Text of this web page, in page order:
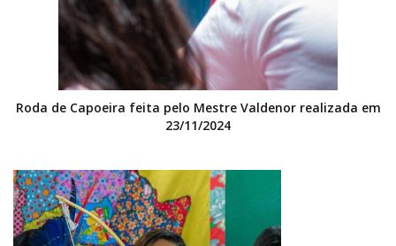
Roda de Capoeira feita pelo Mestre Valdenor realizada em
23/11/2024